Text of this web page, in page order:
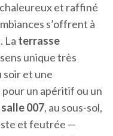
et raffiné
s’offrent à
La terrasse
unique très
soir et une
un apéritif ou un
salle 007, au sous-sol,
et feutrée —